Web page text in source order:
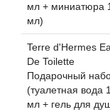
мл + миниатюра
мл)
Terre d'Hermes
De Toilette
Подарочный
(туалетная вода
мл + гель для
Biehl
Bijan
Bill Blass